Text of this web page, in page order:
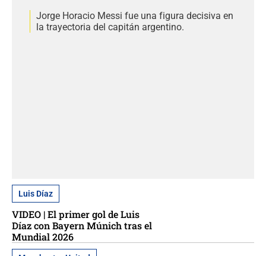
Jorge Horacio Messi fue una figura decisiva en
la trayectoria del capitán argentino.
Luis Díaz
VIDEO | El primer gol de Luis
Díaz con Bayern Múnich tras el
Mundial 2026